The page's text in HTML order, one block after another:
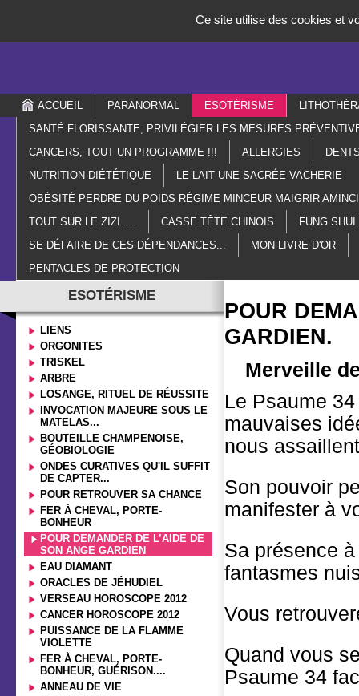
ACCUEIL PARANORMAL ESOTÉRISME
SANTÉ FLORISSANTE; PRIVILÉGIER LES MESURES
CANCERS, TOUT UN PROGRAMME !!!
ALLERGIES
NUTRITION-DIÉTÉTIQUE
LE LAIT UNE SACRÉE VACHERIE
OBÉSITÉ PERDRE DU POIDS RÉGIME MINCEUR MAIGRIR
TOUT SUR LE ZIZI ....
CASSE TÊTE CHINOIS
FUNG SHUI
SE DÉFAIRE DE CES DÉPENDANCES...
MON LIVRE D'OR
PENTACLES DE PROTECTION
ESOTÉRISME
LIENS
ORGONITES
TRISKEL
ARBRE
LOSANGE, RITUEL DE RÉUSSITE
INVOCATION MAJEURE SOUS LE
MATELAS...
BOUTEILLE CHAMPENOISE,
GÉOBIOLOGIE
ONDES CURATIVES QU'IL SUFFIT
DE CAPTER...
POUR RETROUVER SA CHANCE
FER À CHEVAL, PORTE-
BONHEUR
POUR DEMANDER DE L’AIDE DE
SON ANGE GARDIEN
EAU DIAMANT
ORACLES DE JÉHUDIEL
VERSEAU HOROSCOPE 2012
CANCER HOROSCOPE 2012
PUISSANCE DE LA FLAMME
VIOLETTE
FER À CHEVAL, PORTE-
BONHEUR, GUÉRISON....
ANNEAU DE VIE
POUR
GARDIEN.
Merveille
Le Psaume
mauvaises
nous
Son pouvoir
manifester à
Sa présence
fantasmes
Vous
Quand vous
Psaume 34
Ce site utilise des cookies et